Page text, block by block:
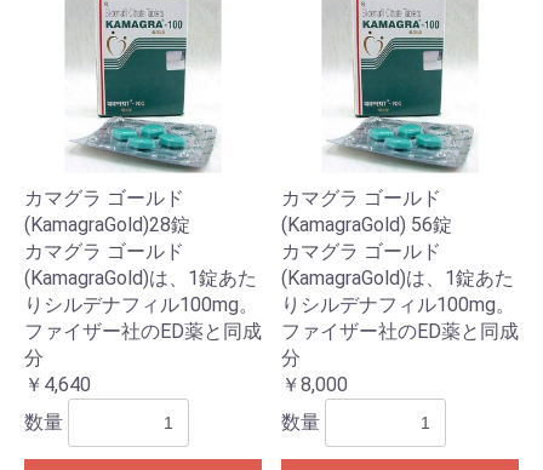
カマグラ ゴールド
(KamagraGold)28錠
カマグラ ゴールド
(KamagraGold)は、1錠あた
りシルデナフィル100mg。
ファイザー社のED薬と同成
分
￥4,640
数量
カマグラ ゴールド
(KamagraGold) 56錠
カマグラ ゴールド
(KamagraGold)は、1錠あた
りシルデナフィル100mg。
ファイザー社のED薬と同成
分
￥8,000
数量